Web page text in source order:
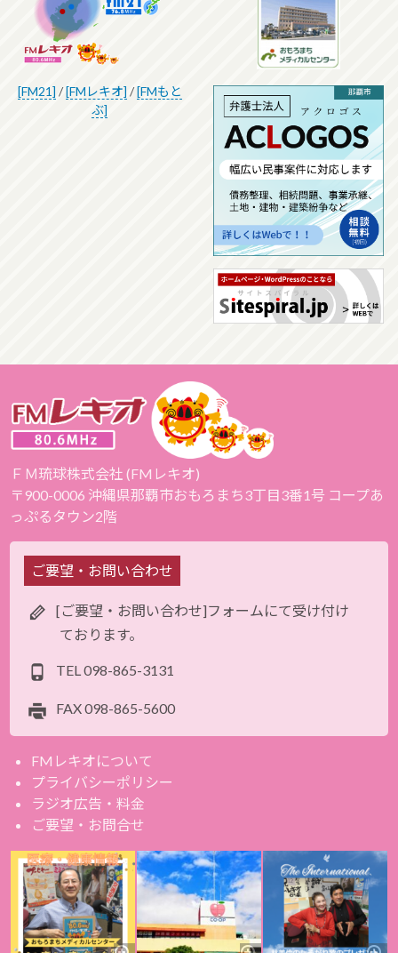
[FM21] /[FMレキオ] /[FMもと
ぶ]
ＦＭ琉球株式会社 (FMレキオ)
〒900-0006 沖縄県那覇市おもろまち3丁目3番1号 コープあ
っぷるタウン2階
ご要望・お問い合わせ
[ご要望・お問い合わせ]フォームにて受け付け
ております。
TEL 098-865-3131
FAX098-865-5600
FMレキオについて
プライバシーポリシー
ラジオ広告・料金
ご要望・お問合せ